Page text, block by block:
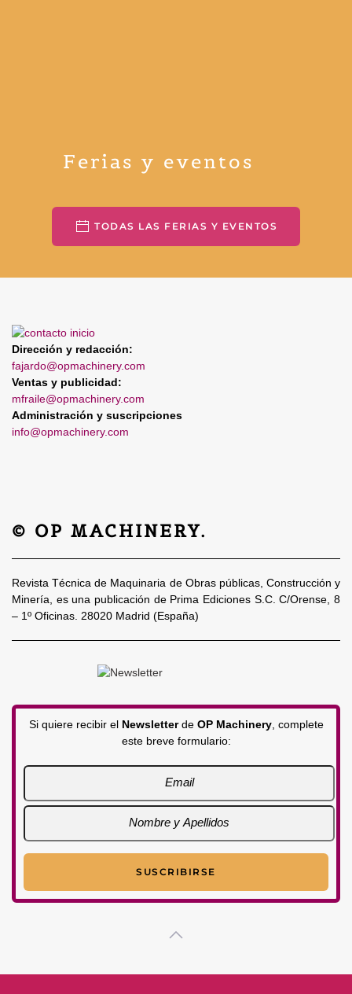
Ferias y eventos
TODAS LAS FERIAS Y EVENTOS
Dirección y redacción:
fajardo@opmachinery.com
Ventas y publicidad:
mfraile@opmachinery.com
Administración y suscripciones
info@opmachinery.com
© OP MACHINERY.
Revista Técnica de Maquinaria de Obras públicas, Construcción y
Minería, es una publicación de Prima Ediciones S.C. C/Orense, 8
– 1º Oficinas. 28020 Madrid (España)
Si quiere recibir el Newsletterde OP Machinery, complete
este breve formulario: